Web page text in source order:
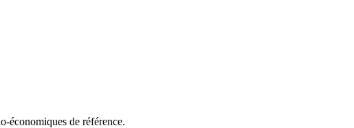
économiques de référence.